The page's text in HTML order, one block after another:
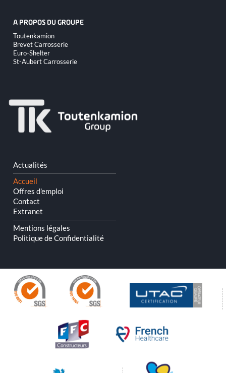
A PROPOS DU GROUPE
Aller
au
contenu
Toutenkamion
Brevet Carrosserie
Euro-Shelter
St-Aubert Carrosserie
Aller
au
contenu
Actualités
Accueil
Offres d'emploi
Contact
Extranet
Mentions légales
Politique de Confidentialité